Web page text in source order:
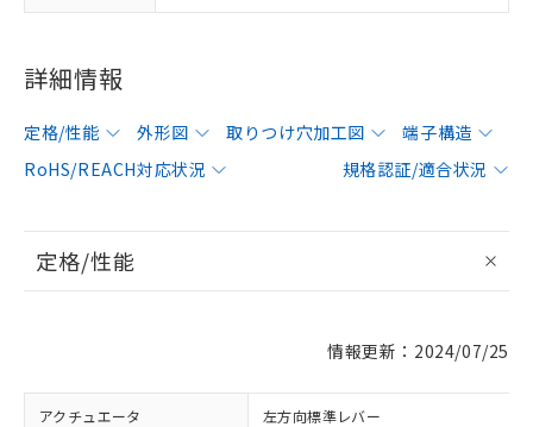
詳細情報
定格/性能 外形図 取りつけ穴加工図
端子構造
RoHS/REACH対応状況
規格認証/適合状況
定格/性能
情報更新：2024/07/25
アクチュエータ 左方向標準レバー